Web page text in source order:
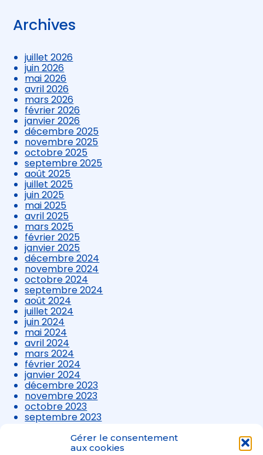
Gérer le consentement
aux cookies
Archives
juillet 2026
juin 2026
mai 2026
avril 2026
mars 2026
février 2026
janvier 2026
décembre 2025
novembre 2025
octobre 2025
septembre 2025
août 2025
juillet 2025
juin 2025
mai 2025
avril 2025
mars 2025
février 2025
janvier 2025
décembre 2024
novembre 2024
octobre 2024
septembre 2024
août 2024
juillet 2024
juin 2024
mai 2024
avril 2024
mars 2024
février 2024
janvier 2024
décembre 2023
novembre 2023
octobre 2023
septembre 2023
août 2023
juillet 2023